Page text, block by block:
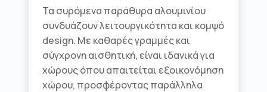
Τα συρόμενα παράθυρα αλουμινίου
συνδυάζουν λειτουργικότητα και κομψό
design. Με καθαρές γραμμές και
σύγχρονη αισθητική, είναι ιδανικά για
χώρους όπου απαιτείται εξοικονόμηση
χώρου, προσφέροντας παράλληλα